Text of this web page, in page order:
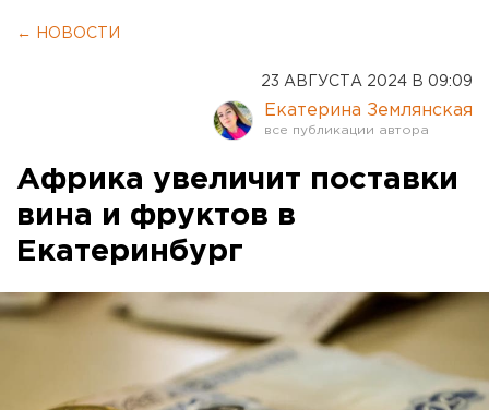
← НОВОСТИ
23 АВГУСТА 2024 В 09:09
Екатерина Землянская
Африка увеличит поставки
вина и фруктов в
Екатеринбург